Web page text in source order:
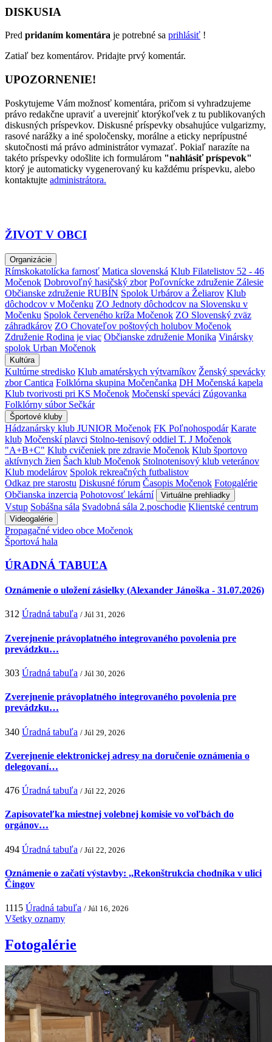
DISKUSIA
Pred pridaním komentára je potrebné sa prihlásiť !
Zatiaľ bez komentárov. Pridajte prvý komentár.
UPOZORNENIE!
Poskytujeme Vám možnosť komentára, pričom si vyhradzujeme
právo redakčne upraviť a uverejniť ktorýkoľvek z tu publikovaných
diskusných príspevkov. Diskusné príspevky obsahujúce vulgarizmy,
rasové narážky a iné spoločensky, morálne a eticky neprípustné
skutočnosti má právo administrátor vymazať. Pokiaľ narazíte na
takéto príspevky odošlite ich formulárom "nahlásiť príspevok"
ktorý je automaticky vygenerovaný ku každému príspevku, alebo
kontaktujte administrátora.
ŽIVOT V OBCI
Organizácie
Rímskokatolícka farnosť Matica slovenská Klub Filatelistov 52 - 46
Močenok Dobrovoľný hasičský zbor Poľovnícke združenie Zálesie
Občianske združenie RUBÍN Spolok Urbárov a Želiarov Klub
dôchodcov v Močenku ZO Jednoty dôchodcov na Slovensku v
Močenku Spolok červeného kríža Močenok ZO Slovenský zväz
záhradkárov ZO Chovateľov poštových holubov Močenok
Združenie Rodina je viac Občianske združenie Monika Vinársky
spolok Urban Močenok
Kultúra
Kultúrne stredisko Klub amatérskych výtvarníkov Ženský spevácky
zbor Cantica Folklórna skupina Močenčanka DH Močenská kapela
Klub tvorivosti pri KS Močenok Močenskí speváci Zúgovanka
Folklórny súbor Sečkár
Športové kluby
Hádzanársky klub JUNIOR Močenok FK Poľnohospodár Karate
klub Močenskí plavci Stolno-tenisový oddiel T. J Močenok
"A+B+C" Klub cvičeniek pre zdravie Močenok Klub športovo
aktívnych žien Šach klub Močenok Stolnotenisový klub veteránov
Klub modelárov Spolok rekreačných futbalistov
Odkaz pre starostu Diskusné fórum Časopis Močenok Fotogalérie
Občianska inzercia Pohotovosť lekární Virtuálne prehliadky
Vstup Sobášna sála Svadobná sála 2.poschodie Klientské centrum
Videogalérie
Propagačné video obce Močenok
Športová hala
ÚRADNÁ TABUĽA
Oznámenie o uložení zásielky (Alexander Jánoška - 31.07.2026)
312 Úradná tabuľa / Júl 31, 2026
Zverejnenie právoplatného integrovaného povolenia pre
prevádzku…
303 Úradná tabuľa / Júl 30, 2026
Zverejnenie právoplatného integrovaného povolenia pre
prevádzku…
340 Úradná tabuľa / Júl 29, 2026
Zverejnenie elektronickej adresy na doručenie oznámenia o
delegovaní…
476 Úradná tabuľa / Júl 22, 2026
Zapisovateľka miestnej volebnej komisie vo voľbách do
orgánov…
494 Úradná tabuľa / Júl 22, 2026
Oznámenie o začatí výstavby: ,,Rekonštrukcia chodníka v ulici
Čingov
1115 Úradná tabuľa / Júl 16, 2026
Všetky oznamy
Fotogalérie